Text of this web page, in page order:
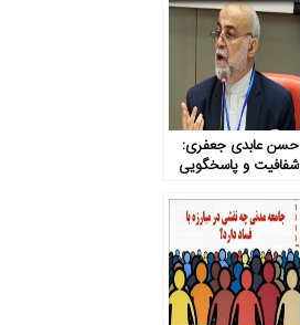
حسن عابدی جعفری:
شفافیت و پاسخگویی
هستند